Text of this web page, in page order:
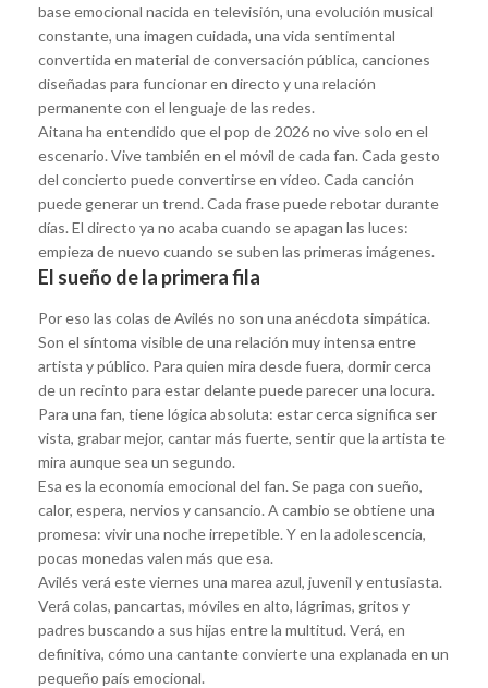
base emocional nacida en televisión, una evolución musical
constante, una imagen cuidada, una vida sentimental
convertida en material de conversación pública, canciones
diseñadas para funcionar en directo y una relación
permanente con el lenguaje de las redes.
Aitana ha entendido que el pop de 2026 no vive solo en el
escenario. Vive también en el móvil de cada fan. Cada gesto
del concierto puede convertirse en vídeo. Cada canción
puede generar un trend. Cada frase puede rebotar durante
días. El directo ya no acaba cuando se apagan las luces:
empieza de nuevo cuando se suben las primeras imágenes.
El sueño de la primera fila
Por eso las colas de Avilés no son una anécdota simpática.
Son el síntoma visible de una relación muy intensa entre
artista y público. Para quien mira desde fuera, dormir cerca
de un recinto para estar delante puede parecer una locura.
Para una fan, tiene lógica absoluta: estar cerca significa ser
vista, grabar mejor, cantar más fuerte, sentir que la artista te
mira aunque sea un segundo.
Esa es la economía emocional del fan. Se paga con sueño,
calor, espera, nervios y cansancio. A cambio se obtiene una
promesa: vivir una noche irrepetible. Y en la adolescencia,
pocas monedas valen más que esa.
Avilés verá este viernes una marea azul, juvenil y entusiasta.
Verá colas, pancartas, móviles en alto, lágrimas, gritos y
padres buscando a sus hijas entre la multitud. Verá, en
definitiva, cómo una cantante convierte una explanada en un
pequeño país emocional.